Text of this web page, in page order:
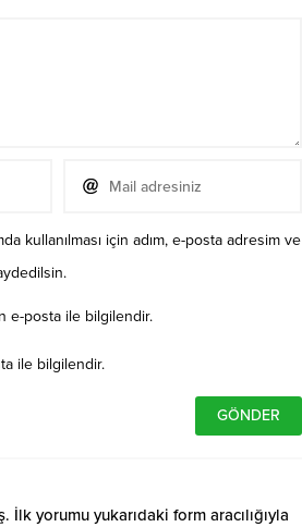
kullanılması için adım, e-posta adresim ve
e-posta ile bilgilendir.
ile bilgilendir.
İlk yorumu yukarıdaki form aracılığıyla